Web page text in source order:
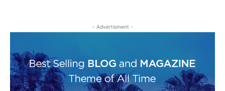
- Advertisment -